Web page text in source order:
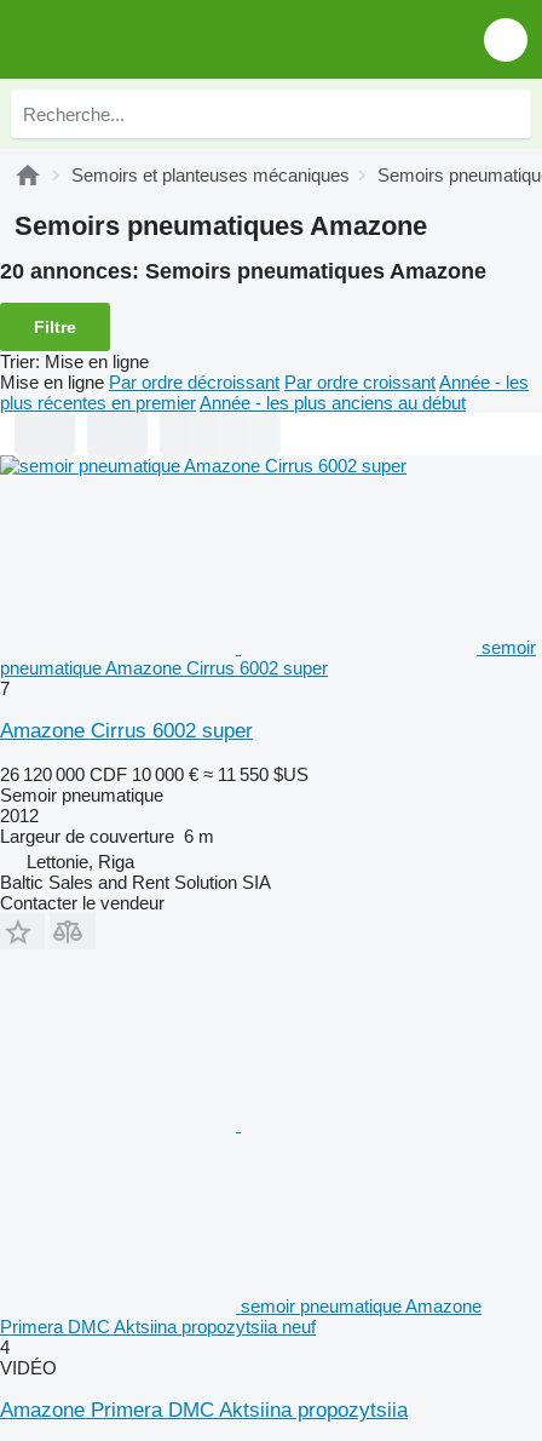
Semoirs et planteuses mécaniques Semoirs
Semoirs pneumatiques Amazone
20 annonces: Semoirs pneumatiques Amazone
Filtre
Trier: Mise en ligne
Mise en ligne Par ordre décroissant Par ordre croissantAnnée - les
plus récentes en premierAnnée - les plus anciens au début
semoir
pneumatique Amazone Cirrus 6002 super
7
Amazone Cirrus 6002 super
26 120 000 CDF 10 000 € ≈ 11 550 $US
Semoir pneumatique
2012
Largeur de couverture 6 m
Lettonie, Riga
Baltic Sales and Rent Solution SIA
Contacter le vendeur
semoir pneumatique Amazone
Primera DMC Aktsiina propozytsiia neuf
4
VIDÉO
Amazone Primera DMC Aktsiina propozytsiia